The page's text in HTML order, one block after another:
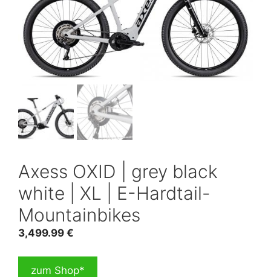
Axess OXID | grey black
white | XL | E-Hardtail-
Mountainbikes
3,499.99 €
zum Shop*